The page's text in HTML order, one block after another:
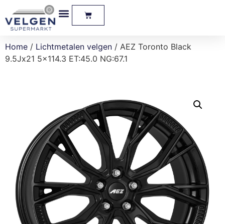
Home / Lichtmetalen velgen / AEZ Toronto Black
9.5Jx21 5×114.3 ET:45.0 NG:67.1